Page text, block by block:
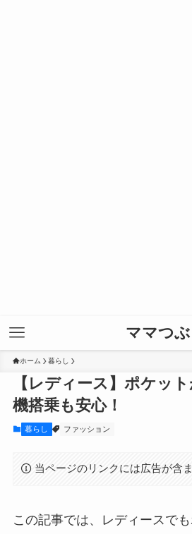
ママつぶ
ホーム 暮らし
【レディース】ポケッ
機搭乗も安心！
暮らし ファッション
当ページのリンクには広告が含
この記事では、レディースで